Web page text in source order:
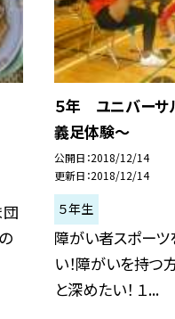
５年 ユニバーサ
義足体験〜
公開日 2018/12/14
更新日 2018/12/14
５年生
障がい者スポーツ
い！障がいを持つ
と深めたい！ １...